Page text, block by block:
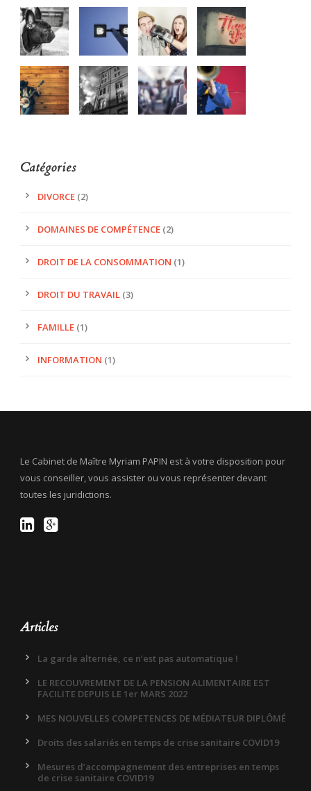
Catégories
DIVORCE (2)
DOMAINES DE COMPÉTENCE (2)
DROIT DE LA CONSOMMATION (1)
DROIT DU TRAVAIL (3)
FAMILLE (1)
INFORMATION (1)
Le Cabinet de Maître Myriam PAPIN est à votre disposition pour
vous conseiller, vous assister ou vous représenter devant
toutes les juridictions.
Articles
La garde alternée, ce n’est pas automatique !
LE RECOUVREMENT DE LA PENSION ALIMENTAIRE EST
FACILITE DEPUIS LE 1er MARS 2022
MES NOUVELLES COMPETENCES DE MÉDIATEUR DIPLÔMÉ
Droits des salariés en temps de crise sanitaire COVID19
Mesures d’accompagnement des entreprises en temps
de crise sanitaire COVID19